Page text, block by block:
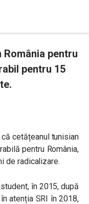
pentru
pentru 15
cetățeanul tunisian
pentru România,
de radicalizare.
în 2015, după
atenția SRI în 2018,